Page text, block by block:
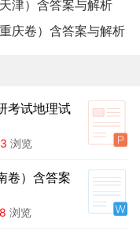
津）含答案与解析
庆卷）含答案与解析
考试地理试
浏览
卷）含答案
浏览